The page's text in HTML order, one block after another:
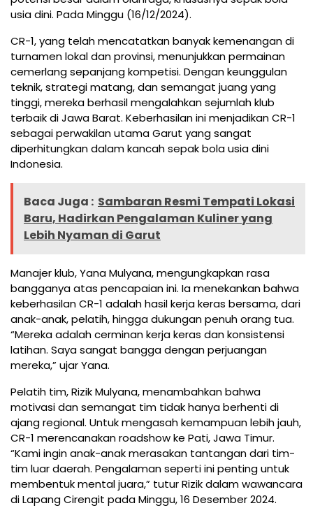
usia dini. Pada Minggu (16/12/2024).
CR-1, yang telah mencatatkan banyak kemenangan di
turnamen lokal dan provinsi, menunjukkan permainan
cemerlang sepanjang kompetisi. Dengan keunggulan
teknik, strategi matang, dan semangat juang yang
tinggi, mereka berhasil mengalahkan sejumlah klub
terbaik di Jawa Barat. Keberhasilan ini menjadikan CR-1
sebagai perwakilan utama Garut yang sangat
diperhitungkan dalam kancah sepak bola usia dini
Indonesia.
Baca Juga : Sambaran Resmi Tempati Lokasi
Baru, Hadirkan Pengalaman Kuliner yang
Lebih Nyaman di Garut
Manajer klub, Yana Mulyana, mengungkapkan rasa
bangganya atas pencapaian ini. Ia menekankan bahwa
keberhasilan CR-1 adalah hasil kerja keras bersama, dari
anak-anak, pelatih, hingga dukungan penuh orang tua.
“Mereka adalah cerminan kerja keras dan konsistensi
latihan. Saya sangat bangga dengan perjuangan
mereka,” ujar Yana.
Pelatih tim, Rizik Mulyana, menambahkan bahwa
motivasi dan semangat tim tidak hanya berhenti di
ajang regional. Untuk mengasah kemampuan lebih jauh,
CR-1 merencanakan roadshow ke Pati, Jawa Timur.
“Kami ingin anak-anak merasakan tantangan dari tim-
tim luar daerah. Pengalaman seperti ini penting untuk
membentuk mental juara,” tutur Rizik dalam wawancara
di Lapang Cirengit pada Minggu, 16 Desember 2024.